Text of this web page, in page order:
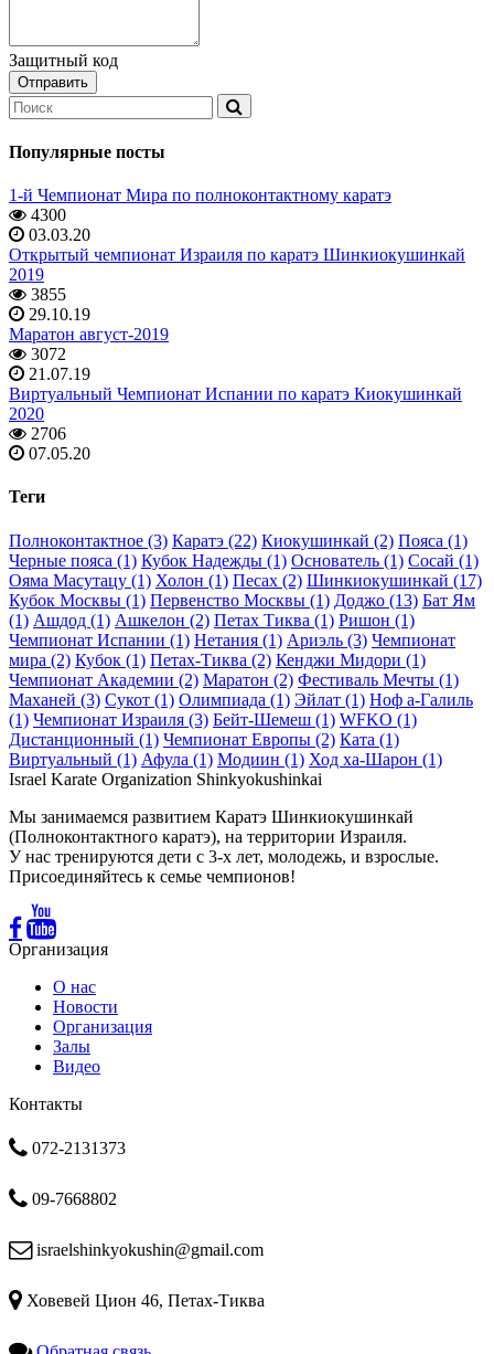
Защитный код
Популярные посты
1-й Чемпионат Мира по полноконтактному каратэ
4300
03.03.20
Открытый чемпионат Израиля по каратэ Шинкиокушинкай
2019
3855
29.10.19
Маратон август-2019
3072
21.07.19
Виртуальный Чемпионат Испании по каратэ Киокушинкай
2020
2706
07.05.20
Теги
Полноконтактное (3) Каратэ (22) Киокушинкай (2) Пояса (1)
Черные пояса (1) Кубок Надежды (1) Основатель (1) Сосай (1)
Ояма Масутацу (1) Холон (1) Песах (2) Шинкиокушинкай (17)
Кубок Москвы (1) Первенство Москвы (1) Доджо (13) Бат Ям
(1) Ашдод (1) Ашкелон (2) Петах Тиква (1) Ришон (1)
Чемпионат Испании (1) Нетания (1) Ариэль (3) Чемпионат
мира (2) Кубок (1) Петах-Тиква (2) Кенджи Мидори (1)
Чемпионат Академии (2) Маратон (2) Фестиваль Мечты (1)
Маханей (3) Сукот (1) Олимпиада (1) Эйлат (1) Ноф а-Галиль
(1) Чемпионат Израиля (3) Бейт-Шемеш (1) WFKO (1)
Дистанционный (1) Чемпионат Европы (2) Ката (1)
Виртуальный (1) Афула (1) Модиин (1) Ход ха-Шарон (1)
Israel Karate Organization Shinkyokushinkai
Мы занимаемся развитием Каратэ Шинкиокушинкай
(Полноконтактного каратэ), на территории Израиля.
У нас тренируются дети с 3-х лет, молодежь, и взрослые.
Присоединяйтесь к семье чемпионов!
Организация
О нас
Новости
Организация
Залы
Видео
Контакты
072-2131373
09-7668802
israelshinkyokushin@gmail.com
Ховевей Цион 46, Петах-Тиква